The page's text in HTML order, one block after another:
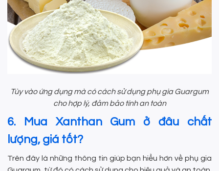
Tùy vào ứng dụng mà có cách sử dụng phụ gia Guargum
cho hợp lý, đảm bảo tính an toàn
6. Mua Xanthan Gum ở đâu chất
lượng, giá tốt?
Trên đây là những thông tin giúp bạn hiểu hơn về phụ gia